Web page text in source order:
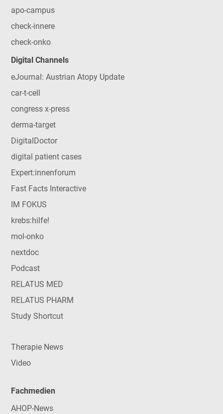
apo-campus
check-innere
check-onko
Digital Channels
eJournal: Austrian Atopy Update
car-t-cell
congress x-press
derma-target
DigitalDoctor
digital patient cases
Expert:innenforum
Fast Facts Interactive
IM FOKUS
krebs:hilfe!
mol-onko
nextdoc
Podcast
RELATUS MED
RELATUS PHARM
Study Shortcut
Therapie News
Video
Fachmedien
AHOP-News